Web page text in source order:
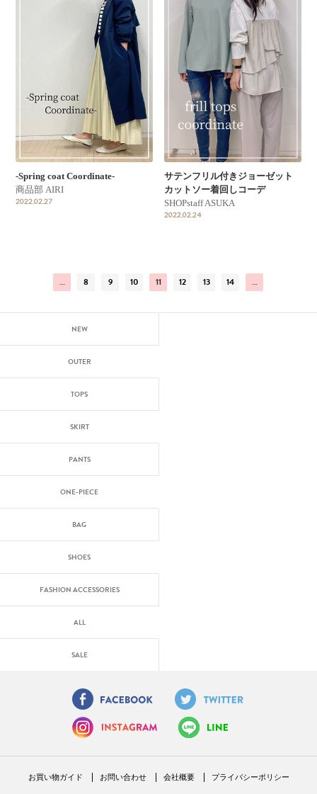
-Spring coat Coordinate-
商品部 AIRI
2022.02.27
サテンフリル付きジョーゼット
カットソー着回しコーデ
SHOPstaff ASUKA
2022.02.24
… 8 9 10 11 12 13 14 …
NEW
OUTER
TOPS
SKIRT
PANTS
ONE-PIECE
BAG
SHOES
FASHION ACCESSORIES
ALL
SALE
お買い物ガイド お問い合わせ 会社概要 プライバシーポリシー